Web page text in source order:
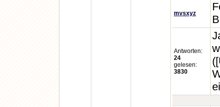
mvsxyz
Antworten:
24
gelesen:
3830